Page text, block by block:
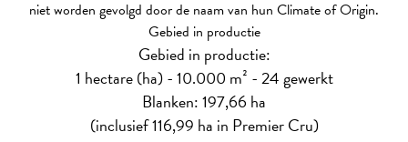
niet worden gevolgd door de naam van hun Climate of Origin.
Gebied in productie
Gebied in productie:
1 hectare (ha) - 10.000 m² - 24 gewerkt
Blanken: 197,66 ha
(inclusief 116,99 ha in Premier Cru)